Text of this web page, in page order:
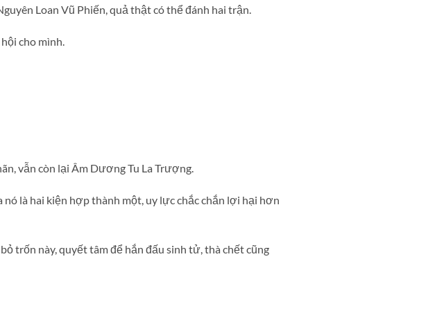
Loan Vũ Phiến, quả thật có thể đánh hai trận.
cho mình.
vẫn còn lại Âm Dương Tu La Trượng.
là hai kiện hợp thành một, uy lực chắc chắn lợi hại hơn
trốn này, quyết tâm để hắn đấu sinh tử, thà chết cũng